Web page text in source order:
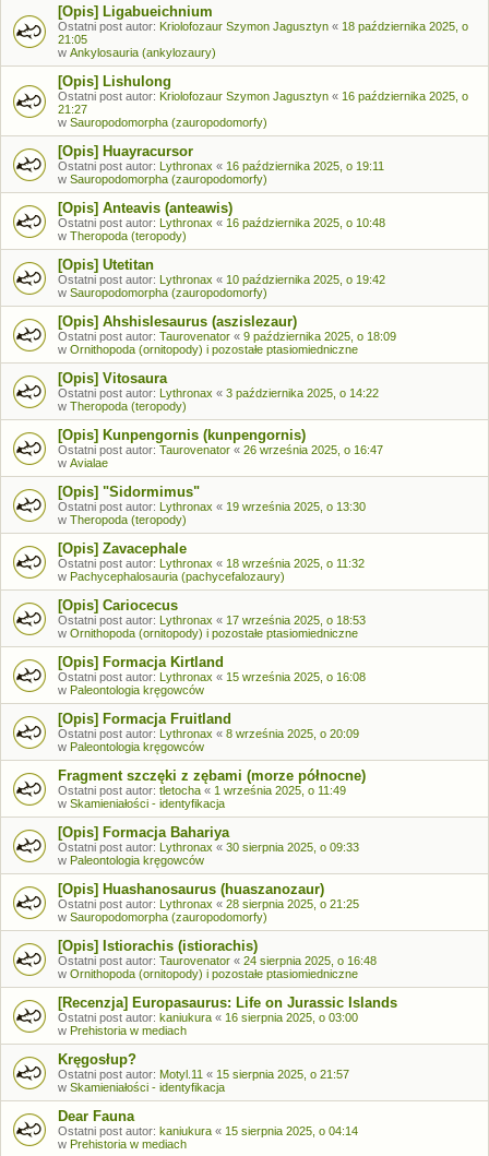
[Opis] Ligabueichnium
Ostatni post autor: Kriolofozaur Szymon Jagusztyn « 18 października 2025, o
21:05
w Ankylosauria (ankylozaury)
[Opis] Lishulong
Ostatni post autor: Kriolofozaur Szymon Jagusztyn « 16 października 2025, o
21:27
w Sauropodomorpha (zauropodomorfy)
[Opis] Huayracursor
Ostatni post autor: Lythronax « 16 października 2025, o 19:11
w Sauropodomorpha (zauropodomorfy)
[Opis] Anteavis (anteawis)
Ostatni post autor: Lythronax « 16 października 2025, o 10:48
w Theropoda (teropody)
[Opis] Utetitan
Ostatni post autor: Lythronax « 10 października 2025, o 19:42
w Sauropodomorpha (zauropodomorfy)
[Opis] Ahshislesaurus (aszislezaur)
Ostatni post autor: Taurovenator « 9 października 2025, o 18:09
w Ornithopoda (ornitopody) i pozostałe ptasiomiedniczne
[Opis] Vitosaura
Ostatni post autor: Lythronax « 3 października 2025, o 14:22
w Theropoda (teropody)
[Opis] Kunpengornis (kunpengornis)
Ostatni post autor: Taurovenator « 26 września 2025, o 16:47
w Avialae
[Opis] "Sidormimus"
Ostatni post autor: Lythronax « 19 września 2025, o 13:30
w Theropoda (teropody)
[Opis] Zavacephale
Ostatni post autor: Lythronax « 18 września 2025, o 11:32
w Pachycephalosauria (pachycefalozaury)
[Opis] Cariocecus
Ostatni post autor: Lythronax « 17 września 2025, o 18:53
w Ornithopoda (ornitopody) i pozostałe ptasiomiedniczne
[Opis] Formacja Kirtland
Ostatni post autor: Lythronax « 15 września 2025, o 16:08
w Paleontologia kręgowców
[Opis] Formacja Fruitland
Ostatni post autor: Lythronax « 8 września 2025, o 20:09
w Paleontologia kręgowców
Fragment szczęki z zębami (morze północne)
Ostatni post autor: tletocha « 1 września 2025, o 11:49
w Skamieniałości - identyfikacja
[Opis] Formacja Bahariya
Ostatni post autor: Lythronax « 30 sierpnia 2025, o 09:33
w Paleontologia kręgowców
[Opis] Huashanosaurus (huaszanozaur)
Ostatni post autor: Lythronax « 28 sierpnia 2025, o 21:25
w Sauropodomorpha (zauropodomorfy)
[Opis] Istiorachis (istiorachis)
Ostatni post autor: Taurovenator « 24 sierpnia 2025, o 16:48
w Ornithopoda (ornitopody) i pozostałe ptasiomiedniczne
[Recenzja] Europasaurus: Life on Jurassic Islands
Ostatni post autor: kaniukura « 16 sierpnia 2025, o 03:00
w Prehistoria w mediach
Kręgosłup?
Ostatni post autor: Motyl.11 « 15 sierpnia 2025, o 21:57
w Skamieniałości - identyfikacja
Dear Fauna
Ostatni post autor: kaniukura « 15 sierpnia 2025, o 04:14
w Prehistoria w mediach